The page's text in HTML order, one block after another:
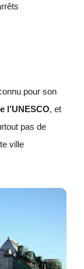
pour son
l’UNESCO, et
pas de
ville